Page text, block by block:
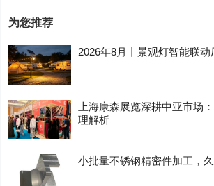
为您推荐
2026年8月丨景观灯智能联
上海康森展览深耕中亚市场
理解析
小批量不锈钢精密件加工，